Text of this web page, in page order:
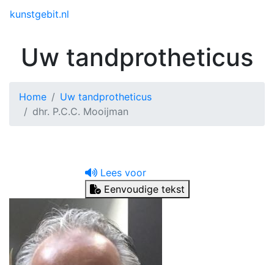
kunstgebit.nl
Uw tandprotheticus
Home
Uw tandprotheticus
dhr. P.C.C. Mooijman
Lees voor
Eenvoudige tekst